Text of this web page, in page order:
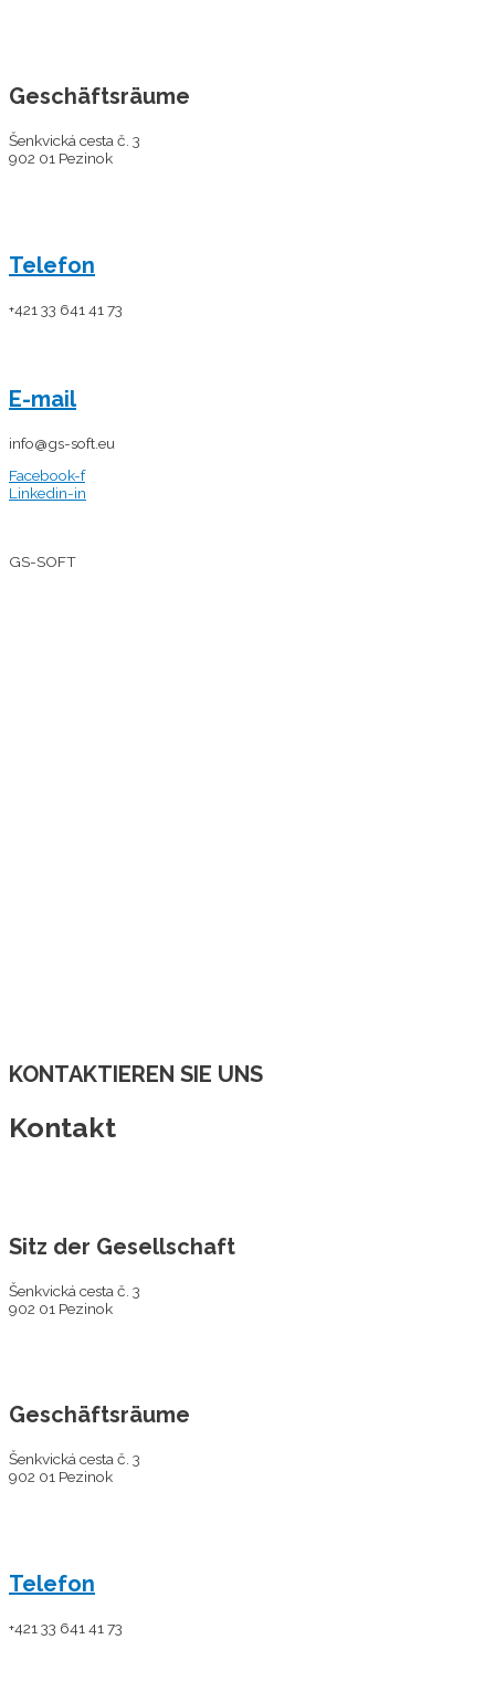
Geschäftsräume
Šenkvická cesta č. 3
902 01 Pezinok
Telefon
+421 33 641 41 73
E-mail
info@gs-soft.eu
Facebook-f
Linkedin-in
GS-SOFT
KONTAKTIEREN SIE UNS
Kontakt
Sitz der Gesellschaft
Šenkvická cesta č. 3
902 01 Pezinok
Geschäftsräume
Šenkvická cesta č. 3
902 01 Pezinok
Telefon
+421 33 641 41 73